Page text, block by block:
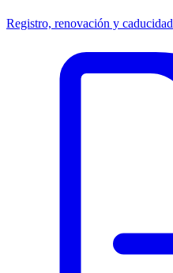
Registro, renovación y caducidad